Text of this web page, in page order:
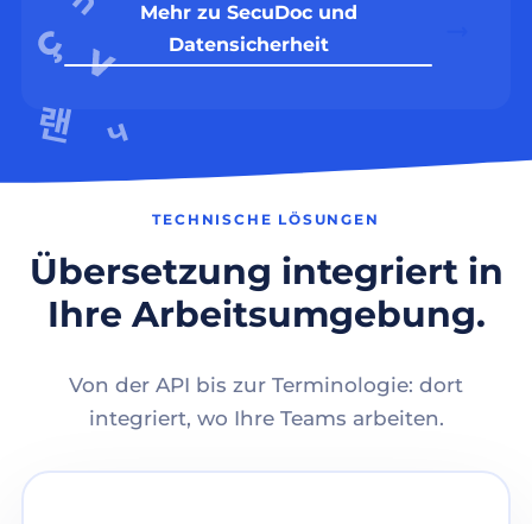
Mehr zu SecuDoc und
Datensicherheit
TECHNISCHE LÖSUNGEN
Übersetzung integriert in
Ihre Arbeitsumgebung.
Von der API bis zur Terminologie: dort
integriert, wo Ihre Teams arbeiten.